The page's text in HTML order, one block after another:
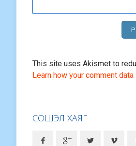
This site uses Akismet to
Learn how your comment
СОШЭЛ ХАЯГ